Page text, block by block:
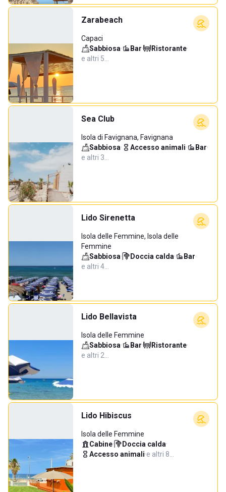
Zarabeach
Capaci
Sabbiosa· Bar· Ristorante·
e altri 5…
Sea Club
Isola di Favignana, Favignana
Sabbiosa· Accesso animali· Bar·
e altri 3…
Lido Sirenetta
Isola delle Femmine, Isola delle
Femmine
Sabbiosa· Doccia calda· Bar·
e altri 4…
Lido Bellavista
Isola delle Femmine
Sabbiosa· Bar· Ristorante·
e altri 2…
Lido Hibiscus
Isola delle Femmine
Cabine· Doccia calda·
Accesso animali·e altri 8…